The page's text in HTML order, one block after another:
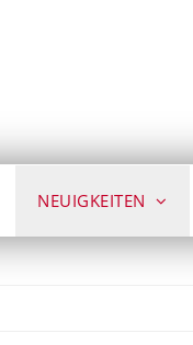
NEUIGKEITEN